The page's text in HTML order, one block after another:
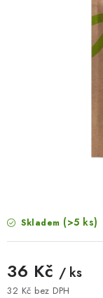
DOPRAVA A
Reklamace a vrácení
Skladem (>5 ks)
36 Kč / ks
32 Kč bez DPH